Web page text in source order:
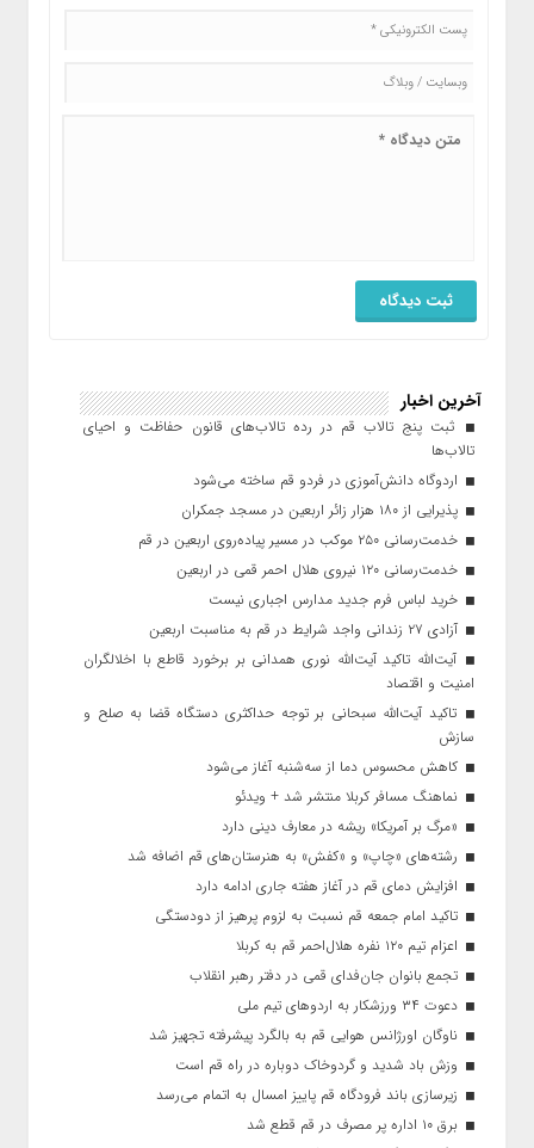
آخرین اخبار
ثبت پنج تالاب قم در رده تالاب‌های قانون حفاظت و احیای
تالاب‌ها
اردوگاه دانش‌آموزی در فردو قم ساخته می‌شود
پذیرایی از ۱۸۰ هزار زائر اربعین در مسجد جمکران
خدمت‌رسانی ۲۵۰ موکب در مسیر پیاده‌روی اربعین در قم
خدمت‌رسانی ۱۲۰ نیروی هلال احمر قمی در اربعین
خرید لباس فرم جدید مدارس اجباری نیست
آزادی ۲۷ زندانی واجد شرایط در قم به مناسبت اربعین
آیت‌الله تاکید آیت‌الله نوری همدانی بر برخورد قاطع با اخلالگران
امنیت و اقتصاد
تاکید آیت‌الله‌ سبحانی بر توجه حداکثری دستگاه قضا به صلح و
سازش
کاهش محسوس دما از سه‌شنبه آغاز می‌شود
نماهنگ مسافر کربلا منتشر شد + ویدئو
«مرگ بر آمریکا» ریشه در معارف دینی دارد
رشته‌های «چاپ» و «کفش» به هنرستان‌های قم اضافه شد
افزایش دمای قم در آغاز هفته جاری ادامه دارد
تاکید امام جمعه قم نسبت به لزوم پرهیز از دودستگی
اعزام تیم ۱۲۰ نفره هلال‌احمر قم به کربلا
تجمع بانوان جان‌فدای قمی در دفتر رهبر انقلاب
دعوت ۳۴ ورزشکار به اردوهای تیم ملی
ناوگان اورژانس هوایی قم به بالگرد پیشرفته تجهیز شد
وزش باد شدید و گردوخاک دوباره در راه قم است
زیرسازی باند فرودگاه قم پاییز امسال به اتمام می‌رسد
برق ۱۰ اداره پر مصرف در قم قطع شد